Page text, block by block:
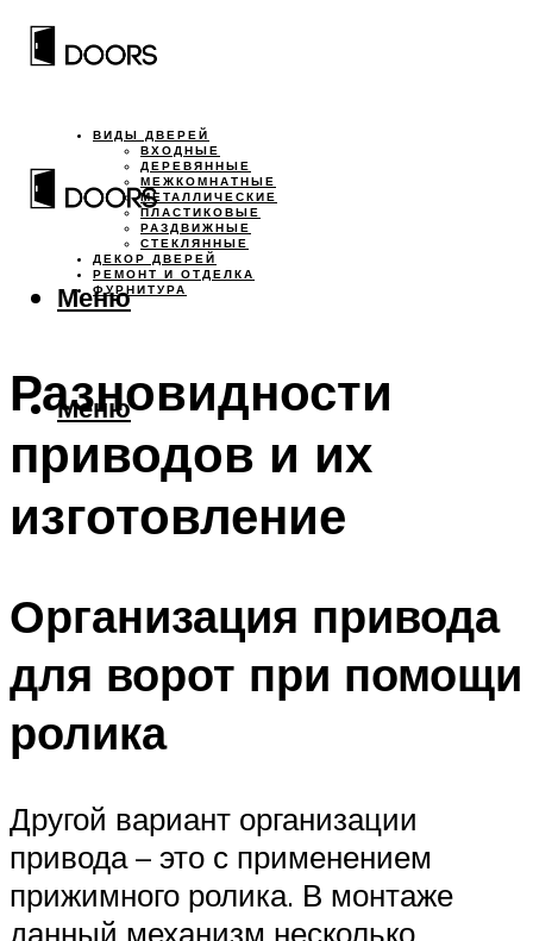
ВИДЫ ДВЕРЕЙ
ВХОДНЫЕ
ДЕРЕВЯННЫЕ
МЕЖКОМНАТНЫЕ
МЕТАЛЛИЧЕСКИЕ
ПЛАСТИКОВЫЕ
РАЗДВИЖНЫЕ
СТЕКЛЯННЫЕ
ДЕКОР ДВЕРЕЙ
РЕМОНТ И ОТДЕЛКА
ФУРНИТУРА
Меню
Меню
Разновидности
приводов и их
изготовление
Организация привода
для ворот при помощи
ролика
Другой вариант организации
привода – это с применением
прижимного ролика. В монтаже
данный механизм несколько